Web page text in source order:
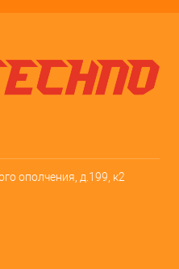
ополчения, д.199, к2